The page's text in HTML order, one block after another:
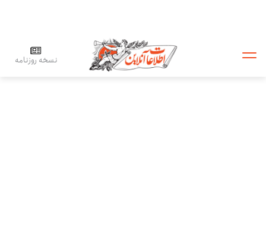
نسخه روزنامه